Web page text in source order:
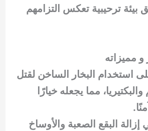
بيئة ترحيبية تعكس التزامهم
و مميزاته
استخدام البخار الساخن لقتل
والبكتيريا، مما يجعله خيارًا
البقع الصعبة والأوساخ